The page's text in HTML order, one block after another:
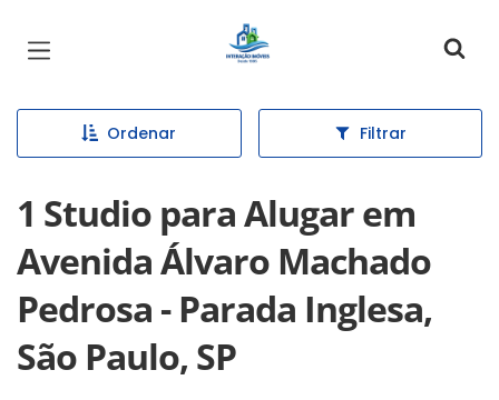
Página inicial
Ordenar Filtrar
1 Studio para Alugar em
Avenida Álvaro Machado
Pedrosa - Parada Inglesa,
São Paulo, SP